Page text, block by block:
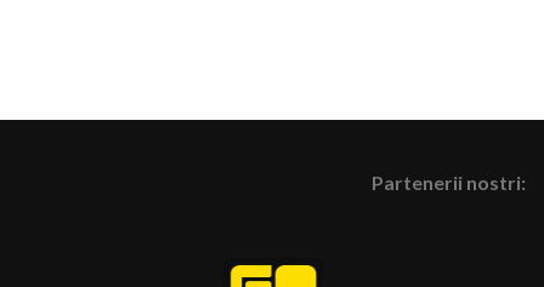
Partenerii nostri: